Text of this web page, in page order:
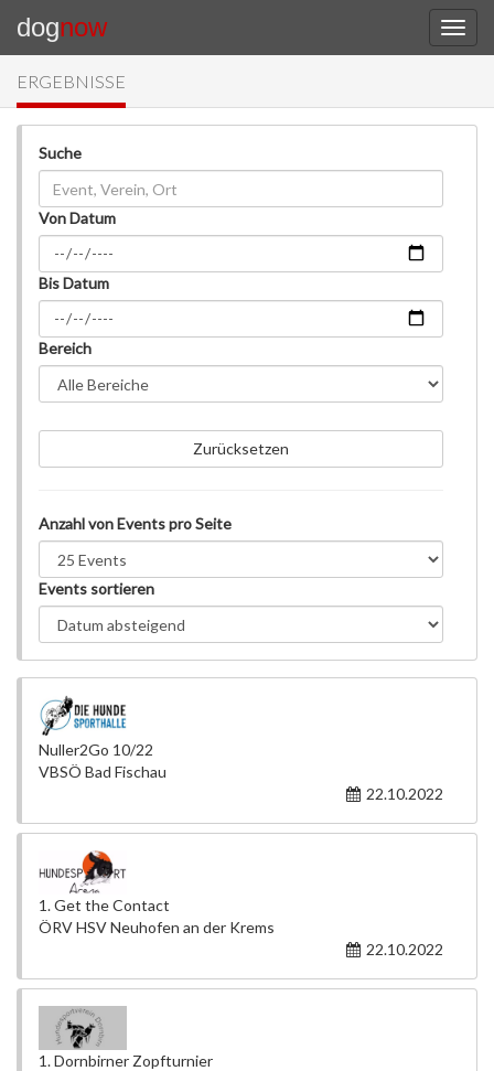
dognow
ERGEBNISSE
Suche
Von Datum
Bis Datum
Bereich
Zurücksetzen
Anzahl von Events pro Seite
Events sortieren
Nuller2Go 10/22
VBSÖ Bad Fischau
22.10.2022
1. Get the Contact
ÖRV HSV Neuhofen an der Krems
22.10.2022
1. Dornbirner Zopfturnier